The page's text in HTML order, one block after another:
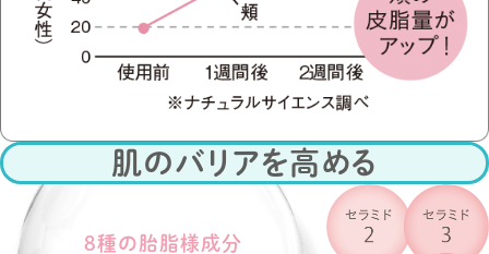
肌のバリアを高める
8種の胎脂様成分